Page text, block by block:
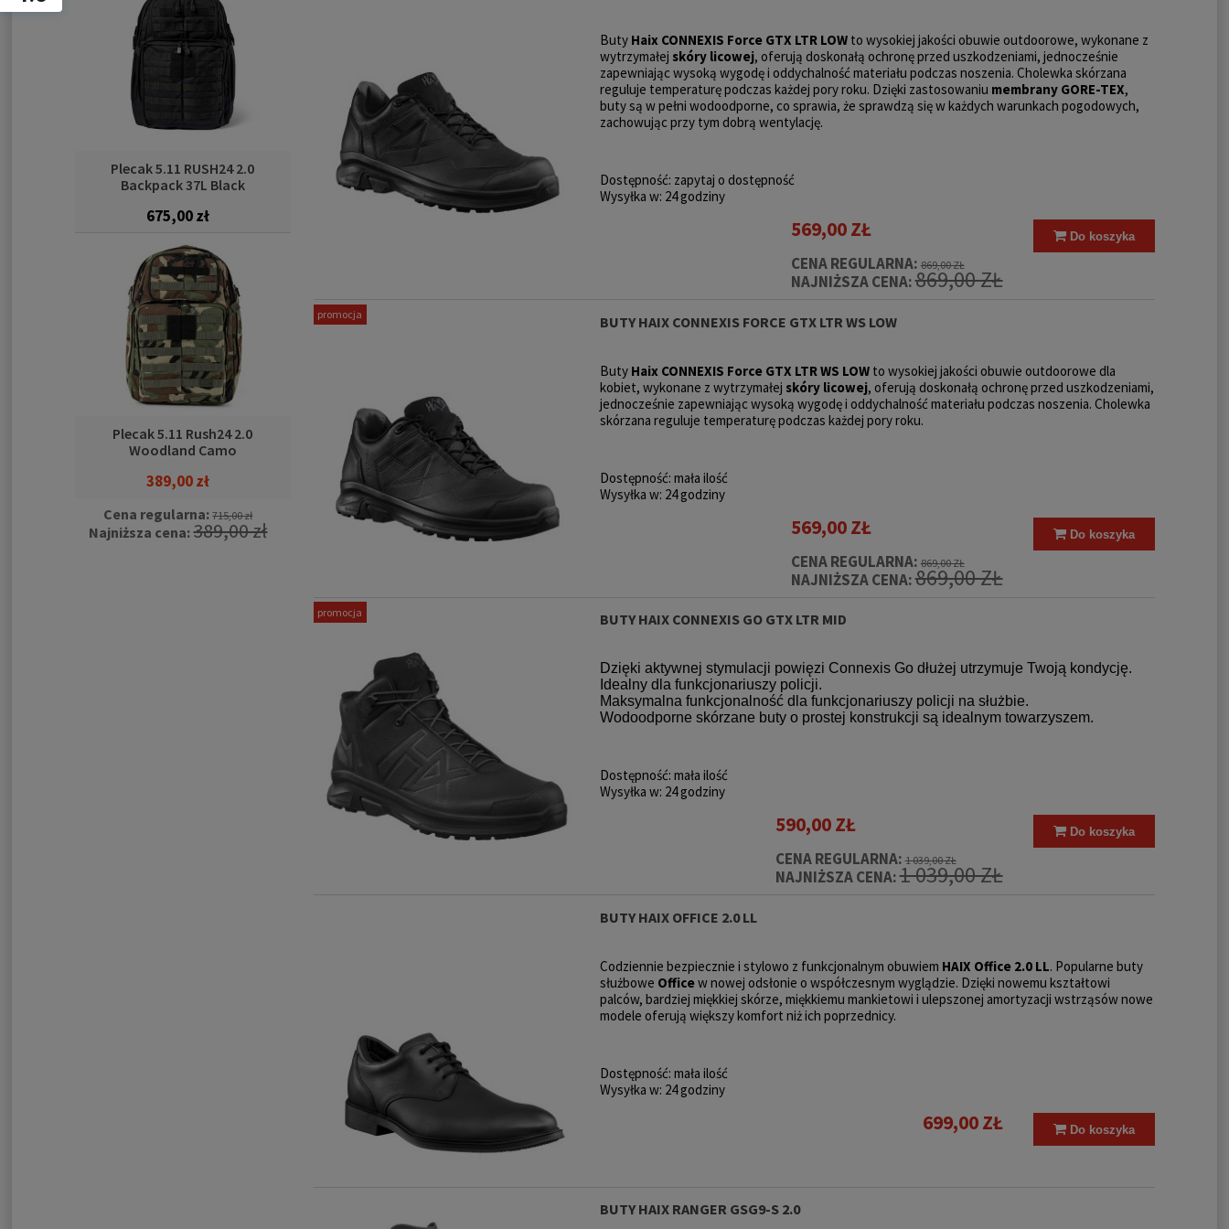
Plecak 5.11 RUSH24 2.0
Backpack 37L Black
675,00 zł
Plecak 5.11 Rush24 2.0
Woodland Camo
389,00 zł
Cena regularna:715,00 zł
Najniższa cena:389,00 zł
ButyHaix CONNEXIS Force GTX LTR LOWto wysokiej jakości obuwie outdoorowe, wykonane z
wytrzymałej skóry licowej, oferują doskonałą ochronę przed uszkodzeniami, jednocześnie
zapewniając wysoką wygodę i oddychalność materiału podczas noszenia. Cholewka skórzana
reguluje temperaturę podczas każdej pory roku. Dzięki zastosowaniu membrany GORE-TEX,
buty są w pełni wodoodporne, co sprawia, że sprawdzą się w każdych warunkach pogodowych,
zachowując przy tym dobrą wentylację.
Dostępność: zapytaj o dostępność
Wysyłka w: 24 godziny
569,00 ZŁ
CENA REGULARNA:869,00 ZŁ
NAJNIŻSZA CENA:869,00 ZŁ
Do koszyka
BUTY HAIX CONNEXIS FORCE GTX LTR WS LOW
ButyHaix CONNEXIS Force GTX LTR WS LOWto wysokiej jakości obuwie outdoorowe dla
kobiet, wykonane z wytrzymałej skóry licowej, oferują doskonałą ochronę przed uszkodzeniami,
jednocześnie zapewniając wysoką wygodę i oddychalność materiału podczas noszenia. Cholewka
skórzana reguluje temperaturę podczas każdej pory roku.
Dostępność: mała ilość
Wysyłka w: 24 godziny
569,00 ZŁ
CENA REGULARNA:869,00 ZŁ
NAJNIŻSZA CENA:869,00 ZŁ
Do koszyka
promocja
BUTY HAIX CONNEXIS GO GTX LTR MID
Dzięki aktywnej stymulacji powięzi Connexis Go dłużej utrzymuje Twoją kondycję.
Idealny dla funkcjonariuszy policji.
Maksymalna funkcjonalność dla funkcjonariuszy policji na służbie.
Wodoodporne skórzane buty o prostej konstrukcji są idealnym towarzyszem.
Dostępność: mała ilość
Wysyłka w: 24 godziny
590,00 ZŁ
CENA REGULARNA:1 039,00 ZŁ
NAJNIŻSZA CENA:1 039,00 ZŁ
Do koszyka
promocja
BUTY HAIX OFFICE 2.0 LL
Codziennie bezpiecznie i stylowo z funkcjonalnym obuwiem HAIX Office 2.0 LL. Popularne buty
służbowe Officew nowej odsłonie o współczesnym wyglądzie. Dzięki nowemu kształtowi
palców, bardziej miękkiej skórze, miękkiemu mankietowi i ulepszonej amortyzacji wstrząsów nowe
modele oferują większy komfort niż ich poprzednicy.
Dostępność: mała ilość
Wysyłka w: 24 godziny
699,00 ZŁ Do koszyka
BUTY HAIX RANGER GSG9-S 2.0